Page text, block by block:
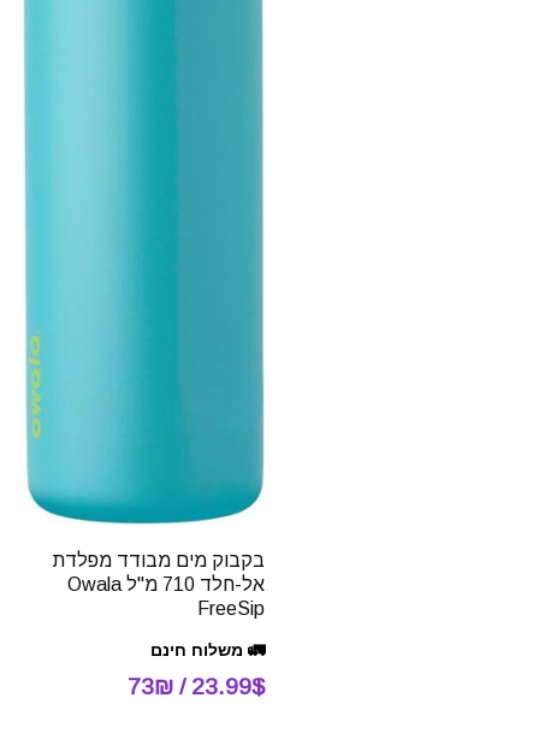
בקבוק מים מבודד מפלדת
אל-חלד 710 מ"ל Owala
FreeSip
🚛 משלוח חינם
23.99$ / 73₪